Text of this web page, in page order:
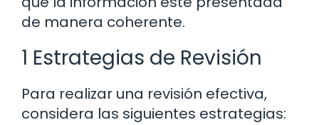
de manera coherente.
1 Estrategias de Revisión
Para realizar una revisión efectiva,
considera las siguientes estrategias: